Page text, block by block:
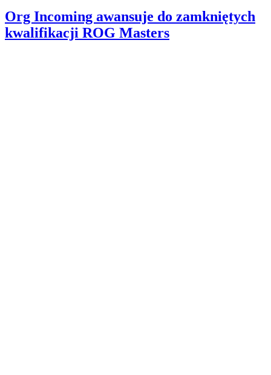
Org Incoming awansuje do zamkniętych
kwalifikacji ROG Masters